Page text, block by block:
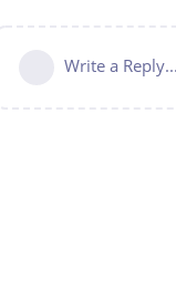
Write a Reply...